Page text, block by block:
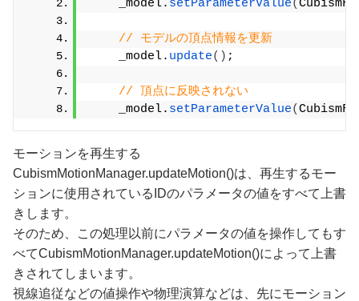
    _model.
setParameterValue(
// モデルの頂点情報を更新
    _model.
update() ;
// 頂点に反映されない
    _model.
setParameterValue(
モーションを再生する
CubismMotionManager.updateMotion()は、再生するモー
ションに使用されているIDのパラメータの値をすべて上書
きします。
そのため、この処理以前にパラメータの値を操作してもす
べてCubismMotionManager.updateMotion()によって上書
きされてしまいます。
視線追従などの値操作や物理演算などは、先にモーション